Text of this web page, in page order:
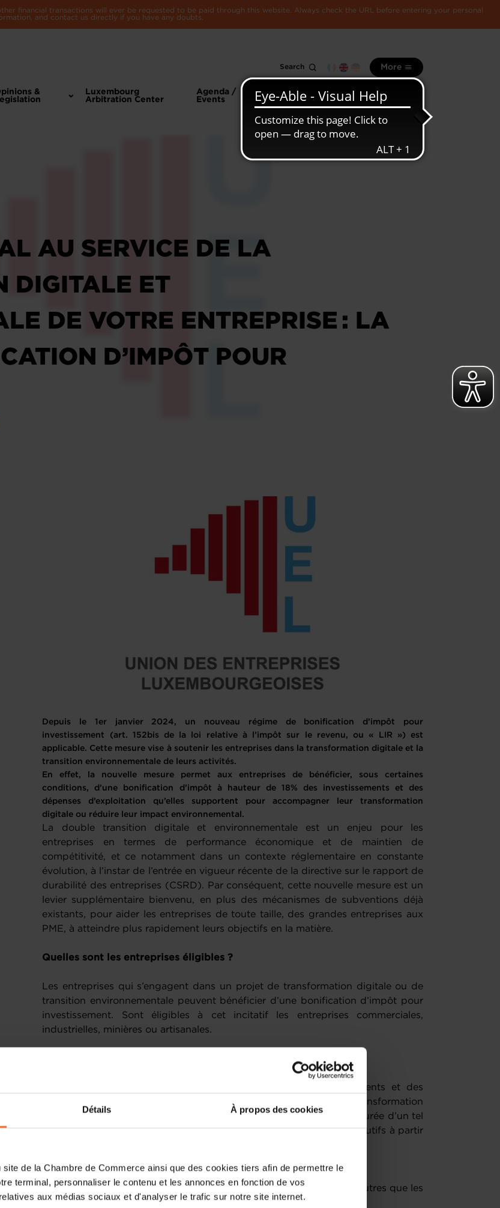
Détails À propos des cookies
de la Chambre de Commerce ainsi que des cookies tiers afin de permettre le
terminal, personnaliser le contenu et les annonces en fonction de vos
aux médias sociaux et d'analyser le trafic sur notre site internet.
financial transactions will ever be requested to be paid through this website. Always check the URL before entering your personal
and contact us directly if you have any doubts.
Search More
&
Luxembourg
Arbitration Center
Agenda /
Events
information
Luxembourg
economy
AU SERVICE DE LA
DIGITALE ET
DE VOTRE ENTREPRISE : LA
D’IMPÔT POUR
Depuis le 1er janvier 2024, un nouveau régime de bonification d’impôt pour
investissement (art. 152bis de la loi relative à l’impôt sur le revenu, ou « LIR ») est
applicable. Cette mesure vise à soutenir les entreprises dans la transformation digitale et la
transition environnementale de leurs activités.
En effet, la nouvelle mesure permet aux entreprises de bénéficier, sous certaines
conditions, d’une bonification d’impôt à hauteur de 18% des investissements et des
dépenses d’exploitation qu’elles supportent pour accompagner leur transformation
digitale ou réduire leur impact environnemental.
La double transition digitale et environnementale est un enjeu pour les
entreprises en termes de performance économique et de maintien de
compétitivité, et ce notamment dans un contexte réglementaire en constante
évolution, à l’instar de l’entrée en vigueur récente de la directive sur le rapport de
durabilité des entreprises (CSRD). Par conséquent, cette nouvelle mesure est un
levier supplémentaire bienvenu, en plus des mécanismes de subventions déjà
existants, pour aider les entreprises de toute taille, des grandes entreprises aux
PME, à atteindre plus rapidement leurs objectifs en la matière.
Quelles sont les entreprises éligibles ?
Les entreprises qui s’engagent dans un projet de transformation digitale ou de
transition environnementale peuvent bénéficier d’une bonification d’impôt pour
investissement. Sont éligibles à cet incitatif les entreprises commerciales,
industrielles, minières ou artisanales.
La bonification d’impôt est calculée sur la base des investissements et des
dépenses d’exploitation effectués dans le cadre d’un projet de transformation
digitale ou d’un projet de transition écologique et énergétique. La durée d’un tel
projet ne peut pas excéder plus de 3 exercices d’exploitation consécutifs à partir
La liste des coûts éligibles est relativement large puisqu’elle couvre :
Le coût des investissements en biens amortissables corporels (autres que les
bâtiments) ;